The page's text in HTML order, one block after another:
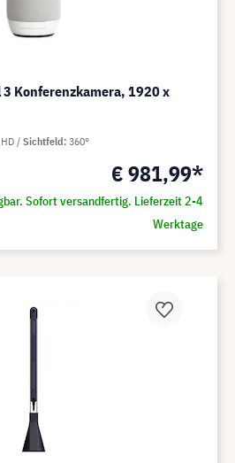
3 Konferenzkamera, 1920 x
€ 981,99*
Sofort versandfertig. Lieferzeit 2-4
Werktage
Sichtfeld 360°